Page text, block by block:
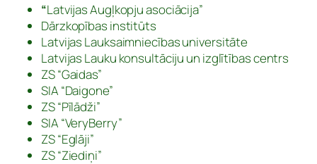
“Latvijas Augļkopju asociācija”
Dārzkopības institūts
Latvijas Lauksaimniecības universitāte
Latvijas Lauku konsultāciju un izglītības centrs
ZS “Gaidas”
SIA “Daigone”
ZS “Pīlādži”
SIA “VeryBerry”
ZS “Eglāji”
ZS “Ziediņi”